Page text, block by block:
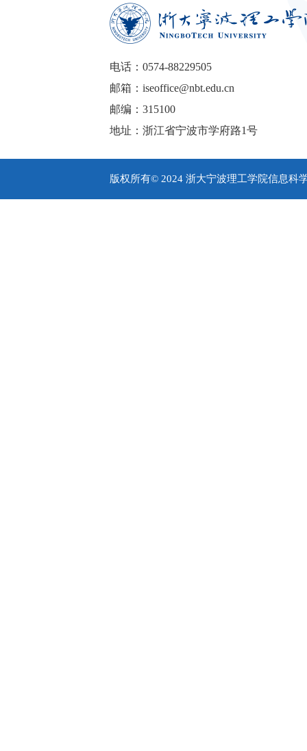
电话：0574-88229505
邮箱：iseoffice@nbt.edu.cn
邮编：315100
地址：浙江省宁波市学府路1号
版权所有© 2024 浙大宁波理工学院信息科